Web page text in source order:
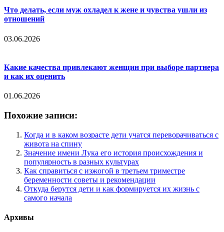
Что делать, если муж охладел к жене и чувства ушли из
отношений
03.06.2026
Какие качества привлекают женщин при выборе партнера
и как их оценить
01.06.2026
Похожие записи:
Когда и в каком возрасте дети учатся переворачиваться с
живота на спину
Значение имени Лука его история происхождения и
популярность в разных культурах
Как справиться с изжогой в третьем триместре
беременности советы и рекомендации
Откуда берутся дети и как формируется их жизнь с
самого начала
Архивы